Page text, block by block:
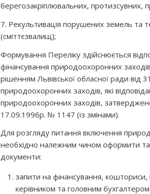
берегозакріплювальних, протизсувних,
7. Рекультивація порушених земель та
(сміттєзвалищ);
Формування Переліку здійснюється
фінансування природоохоронних
рішенням Львівської обласної ради
природоохоронних заходів, які
природоохоронних заходів,
17.09.1996р. № 1147 (із змінами).
Для розгляду питання включення
необхідно належним чином оформити та
документи:
запити на фінансування, кошториси,
керівником та головним бухгалтером